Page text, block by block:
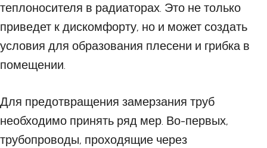
теплоносителя в радиаторах. Это не только
приведет к дискомфорту, но и может создать
условия для образования плесени и грибка в
помещении.
Для предотвращения замерзания труб
необходимо принять ряд мер. Во-первых,
трубопроводы, проходящие через